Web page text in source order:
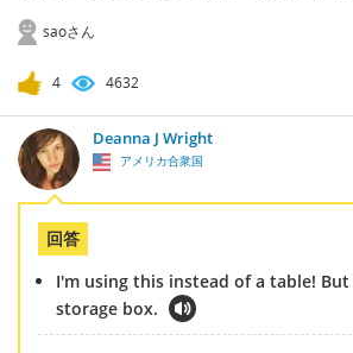
saoさん
4 4632
Deanna J Wright
アメリカ合衆国
回答
I'm using this instead of a table!
storage box.